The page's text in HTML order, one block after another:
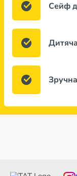
Сейф